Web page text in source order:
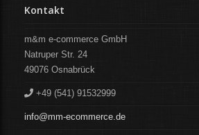
Kontakt
m&m e-commerce GmbH
Natruper Str. 24
49076 Osnabrück
+49 (541) 91532999
info@mm-ecommerce.de